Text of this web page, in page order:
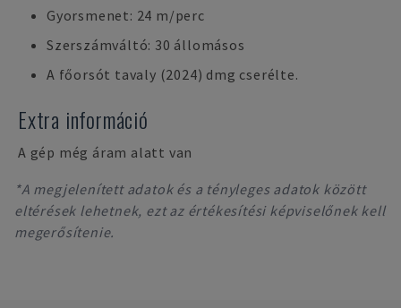
Gyorsmenet: 24 m/perc
Szerszámváltó: 30 állomásos
A főorsót tavaly (2024) dmg cserélte.
Extra információ
A gép még áram alatt van
*A megjelenített adatok és a tényleges adatok között
eltérések lehetnek, ezt az értékesítési képviselőnek kell
megerősítenie.